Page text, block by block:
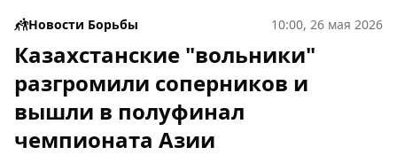
Новости Борьбы 10:00, 26 мая 2026
Казахстанские "вольники"
разгромили соперников и
вышли в полуфинал
чемпионата Азии